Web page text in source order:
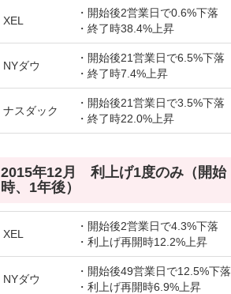
XEL
・開始後2営業日で0.6%下落
・終了時38.4%上昇
NYダウ
・開始後21営業日で6.5%下落
・終了時7.4%上昇
ナスダック
・開始後21営業日で3.5%下落
・終了時22.0%上昇
2015年12月 利上げ1度のみ（開始
時、1年後）
XEL
・開始後2営業日で4.3%下落
・利上げ再開時12.2%上昇
NYダウ
・開始後49営業日で12.5%下落
・利上げ再開時6.9%上昇